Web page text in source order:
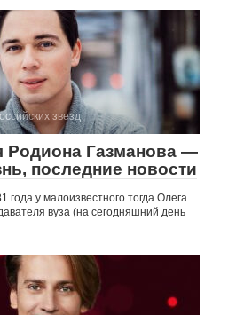
звезд
Родиона Газманова —
последние новости
года у малоизвестного тогда Олега
вуза (на сегодняшний день